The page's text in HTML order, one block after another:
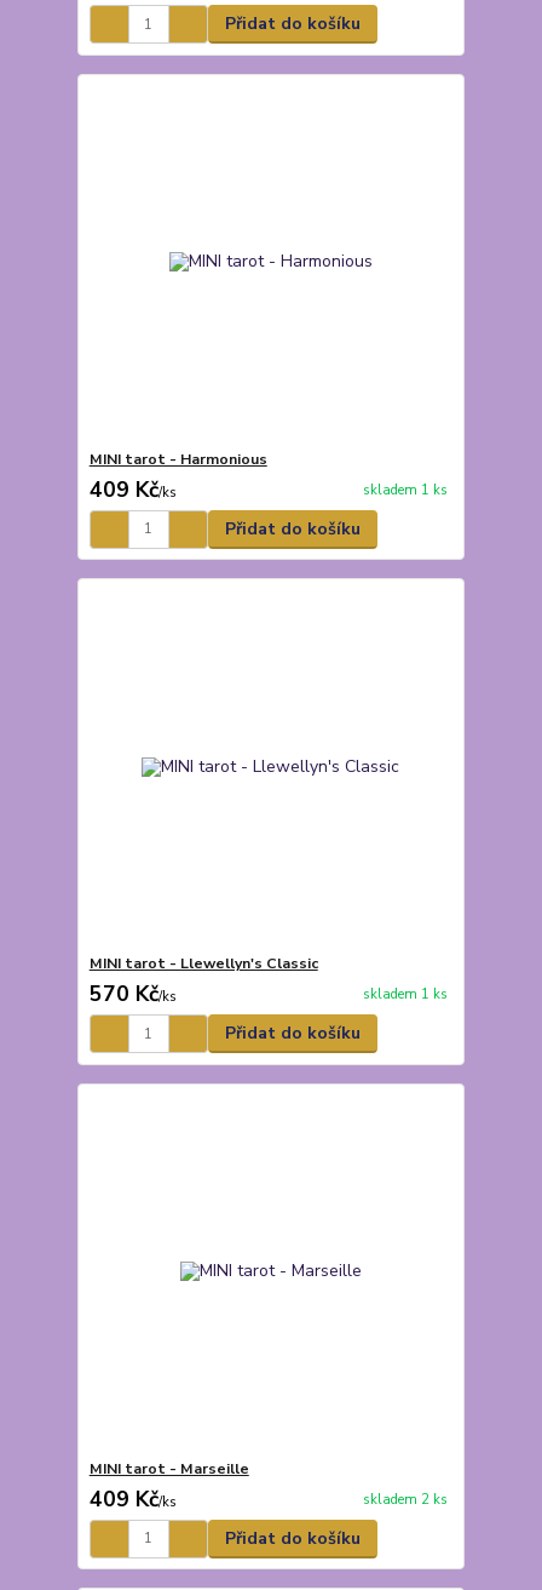
Přidat do košíku
MINI tarot - Harmonious
409 Kč/ks skladem 1 ks
Přidat do košíku
MINI tarot - Llewellyn's Classic
570 Kč/ks skladem 1 ks
Přidat do košíku
MINI tarot - Marseille
409 Kč/ks skladem 2 ks
Přidat do košíku